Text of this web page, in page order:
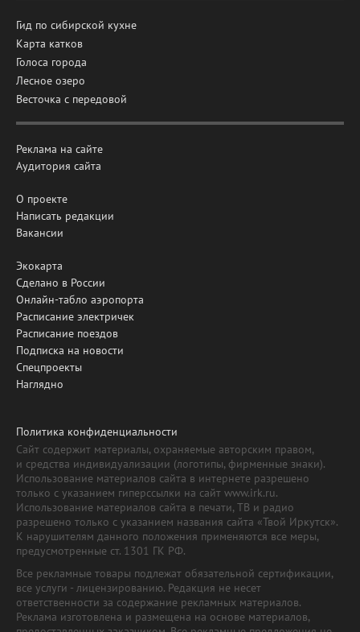
Гид по сибирской кухне
Карта катков
Голоса города
Лесное озеро
Весточка с передовой
Реклама на сайте
Аудитория сайта
О проекте
Написать редакции
Вакансии
Экокарта
Сделано в России
Онлайн-табло аэропорта
Расписание электричек
Расписание поездов
Подписка на новости
Спецпроекты
Наглядно
Политика конфиденциальности
Сайт содержит материалы, охраняемые авторским правом,
и средства индивидуализации (логотипы, фирменные знаки).
Использование материалов сайта в интернете разрешено
только с указанием гиперссылки на сайт www.irk.ru.
Использование материалов сайта в печати, ТВ и радио
разрешено только с указанием названия сайта «Твой Иркутск».
К нарушителям данного положения применяются все меры,
предусмотренные ст. 1301 ГК РФ.
Все рекламные товары подлежат обязательной сертификации,
все услуги - лицензированию. Редакция не несет
ответственности за содержание рекламных материалов.
Реклама изготовлена и размещена на основе материалов,